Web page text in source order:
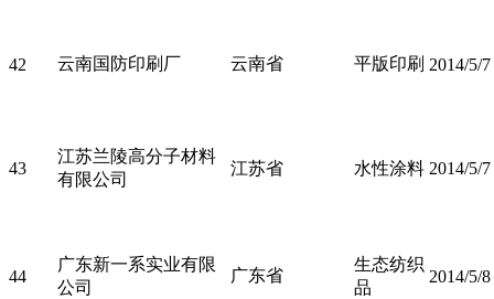
42 云南国防印刷厂 云南省 平版印刷 2014/5/7
43
江苏兰陵高分子材料
有限公司
江苏省 水性涂料 2014/5/7
44
广东新一系实业有限
公司
广东省
生态纺织
品
2014/5/8